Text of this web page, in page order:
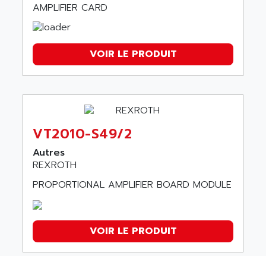
AMPLIFIER CARD
VOIR LE PRODUIT
VT2010-S49/2
Autres
REXROTH
PROPORTIONAL AMPLIFIER BOARD MODULE
VOIR LE PRODUIT